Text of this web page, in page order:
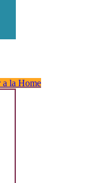
a la Home